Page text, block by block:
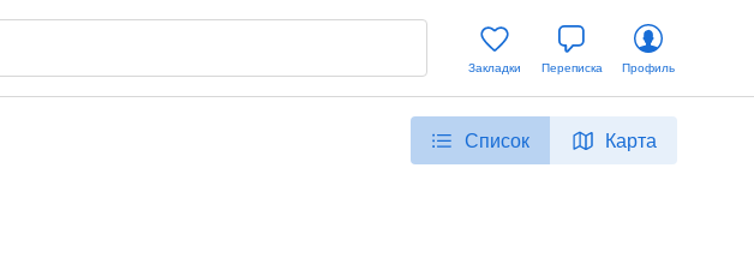
Закладки Переписка Профиль
Список Карта